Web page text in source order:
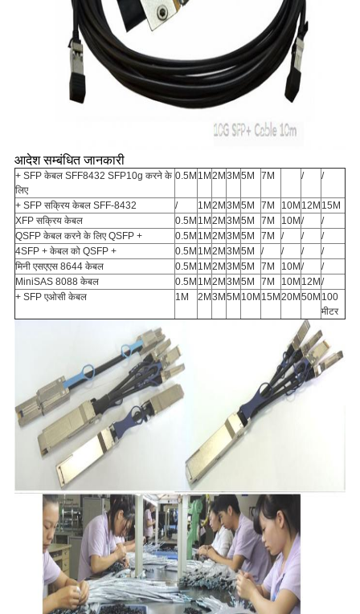
आदेश सम्बंधित जानकारी
+ SFP केबल SFF8432 SFP10g करने के
लिए
0.5M 1M 2M 3M 5M 7M / /
+ SFP सक्रिय केबल SFF-8432 / 1M 2M 3M 5M 7M 10M 12M 15M
XFP सक्रिय केबल
0.5M 1M 2M 3M 5M 7M 10M /
/
QSFP केबल करने के लिए QSFP +
0.5M 1M 2M 3M 5M 7M / /
/
4SFP + केबल को QSFP +
0.5M 1M 2M 3M 5M / / /
/
मिनी एसएएस 8644 केबल
0.5M 1M 2M 3M 5M 7M 10M /
/
MiniSAS 8088 केबल
0.5M 1M 2M 3M 5M 7M 10M 12M /
+ SFP एओसी केबल
1M 2M 3M 5M 10M 15M 20M 50M 100
मीटर